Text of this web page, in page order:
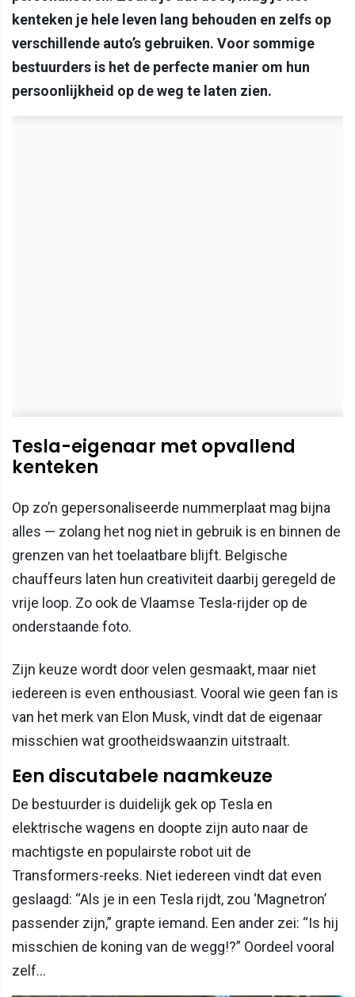
kenteken je hele leven lang behouden en zelfs op
verschillende auto’s gebruiken. Voor sommige
bestuurders is het de perfecte manier om hun
persoonlijkheid op de weg te laten zien.
Tesla-eigenaar met opvallend
kenteken
Op zo’n gepersonaliseerde nummerplaat mag bijna
alles — zolang het nog niet in gebruik is en binnen de
grenzen van het toelaatbare blijft. Belgische
chauffeurs laten hun creativiteit daarbij geregeld de
vrije loop. Zo ook de Vlaamse Tesla-rijder op de
onderstaande foto.
Zijn keuze wordt door velen gesmaakt, maar niet
iedereen is even enthousiast. Vooral wie geen fan is
van het merk van Elon Musk, vindt dat de eigenaar
misschien wat grootheidswaanzin uitstraalt.
Een discutabele naamkeuze
De bestuurder is duidelijk gek op Tesla en
elektrische wagens en doopte zijn auto naar de
machtigste en populairste robot uit de
Transformers-reeks. Niet iedereen vindt dat even
geslaagd: “Als je in een Tesla rijdt, zou ‘Magnetron’
passender zijn,” grapte iemand. Een ander zei: “Is hij
misschien de koning van de wegg!?” Oordeel vooral
zelf…